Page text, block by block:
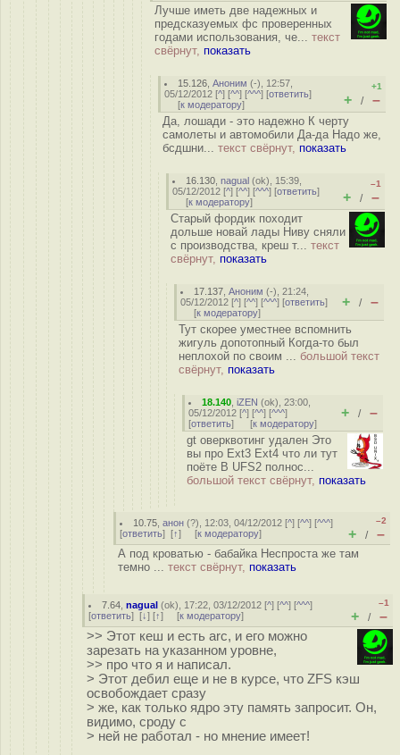
Лучше иметь две надежных и
предсказуемых фс проверенных
годами использования, че... текст
свёрнут, показать
15.126 ,Аноним (-), 12:57,
05/12/2012 [^] [^^] [^^^] [ответить]
[к модератору]
+1
+ / –
Да, лошади - это надежно К черту
самолеты и автомобили Да-да Надо же,
бсдшни... текст свёрнут, показать
16.130 ,nagual (ok), 15:39,
05/12/2012 [^] [^^] [^^^] [ответить]
[к модератору]
–1
+ / –
Старый фордик походит
дольше новай лады Ниву сняли
с производства, креш т... текст
свёрнут, показать
17.137 ,Аноним (-), 21:24,
05/12/2012 [^] [^^] [^^^] [ответить]
[к модератору]
+ / –
Тут скорее уместнее вспомнить
жигуль допотопный Когда-то был
неплохой по своим ... большой текст
свёрнут, показать
18.140 ,iZEN (ok), 23:00,
05/12/2012 [^] [^^] [^^^]
[ответить] [к модератору]
+ / –
gt оверквотинг удален Это
вы про Ext3 Ext4 что ли тут
поёте В UFS2 полнос...
большой текст свёрнут, показать
10.75 ,анон (?), 12:03, 04/12/2012 [^] [^^] [^^^]
[ответить] [↑] [к модератору]
–2
+ / –
А под кроватью - бабайка Неспроста же там
темно ... текст свёрнут, показать
7.64 ,nagual (ok), 17:22, 03/12/2012 [^] [^^] [^^^]
[ответить] [↓] [↑] [к модератору]
–1
+ / –
>> Этот кеш и есть arc, и его можно
зарезать на указанном уровне,
>> про что я и написал.
> Этот дебил еще и не в курсе, что ZFS кэш
освобождает сразу
> же, как только ядро эту память запросит. Он,
видимо, сроду с
> ней не работал - но мнение имеет!